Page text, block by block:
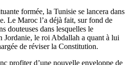
formée, la Tunisie se lancera dans
Le Maroc l’a déjà fait, sur fond de
douteuses dans lesquelles le
Jordanie, le roi Abdallah a quant à lui
de réviser la Constitution.
profiter d’une nouvelle enveloppe de